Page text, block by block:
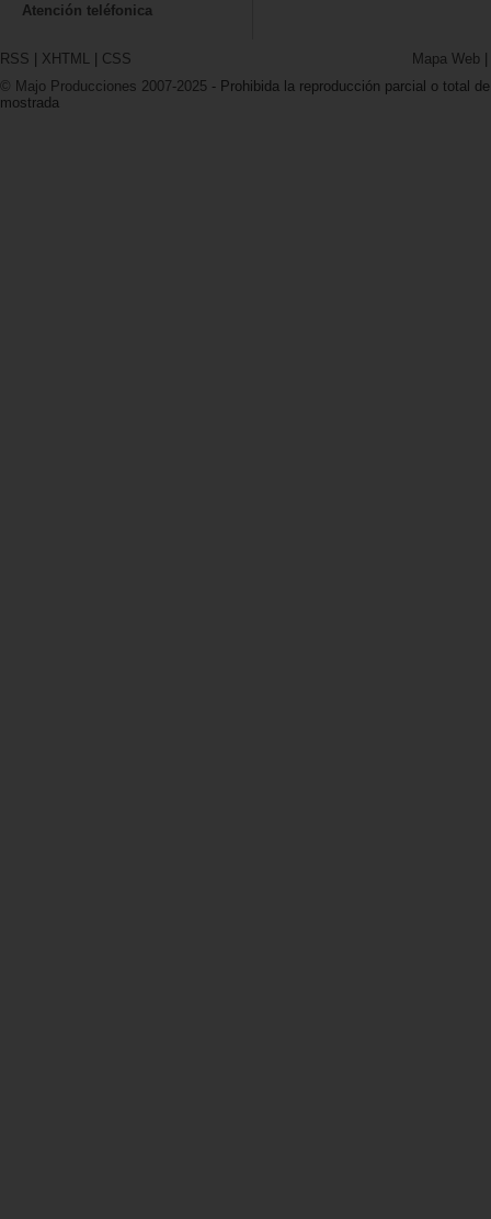
Atención teléfonica
RSS | XHTML | CSS Mapa Web |
© Majo Producciones 2007-2025 - Prohibida la reproducción parcial o total
mostrada